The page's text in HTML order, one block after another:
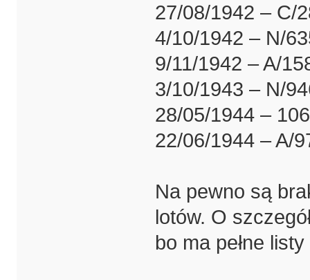
27/08/1942 – C/
4/10/1942 – N/
9/11/1942 – A/
3/10/1943 – N/
28/05/1944 –
22/06/1944 – A/
Na pewno są
lotów. O
bo ma pełne